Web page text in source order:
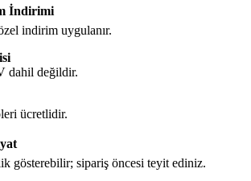
İndirimi
indirim uygulanır.
dahil değildir.
ücretlidir.
gösterebilir; sipariş öncesi teyit ediniz.